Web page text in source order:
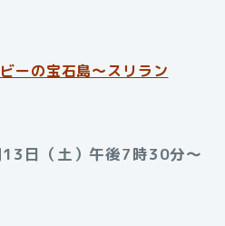
ーの宝石島〜スリラン
日（土）午後7時30分～